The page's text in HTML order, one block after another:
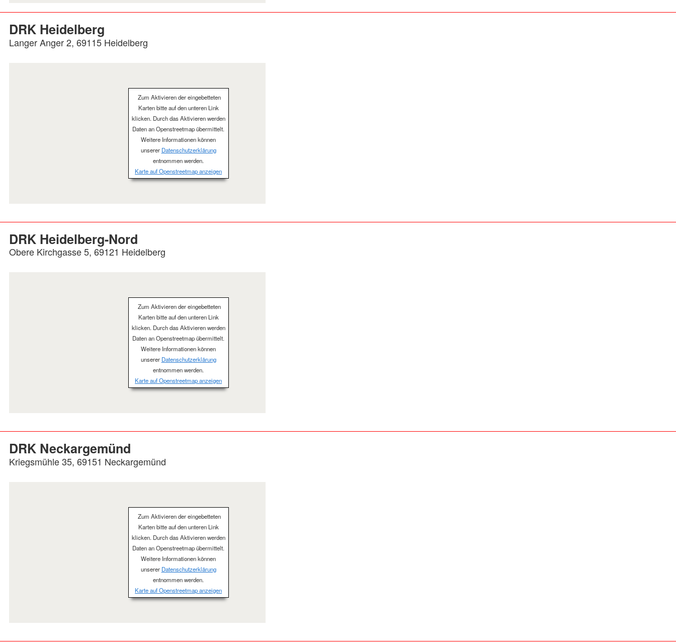
DRK Heidelberg
Langer Anger 2, 69115 Heidelberg
Zum Aktivieren der eingebetteten
Karten bitte auf den unteren Link
klicken. Durch das Aktivieren werden
Daten an Openstreetmap übermittelt.
Weitere Informationen können
unserer Datenschutzerklärung
entnommen werden.
Karte auf Openstreetmap anzeigen
DRK Heidelberg-Nord
Obere Kirchgasse 5, 69121 Heidelberg
Zum Aktivieren der eingebetteten
Karten bitte auf den unteren Link
klicken. Durch das Aktivieren werden
Daten an Openstreetmap übermittelt.
Weitere Informationen können
unserer Datenschutzerklärung
entnommen werden.
Karte auf Openstreetmap anzeigen
DRK Neckargemünd
Kriegsmühle 35, 69151 Neckargemünd
Zum Aktivieren der eingebetteten
Karten bitte auf den unteren Link
klicken. Durch das Aktivieren werden
Daten an Openstreetmap übermittelt.
Weitere Informationen können
unserer Datenschutzerklärung
entnommen werden.
Karte auf Openstreetmap anzeigen